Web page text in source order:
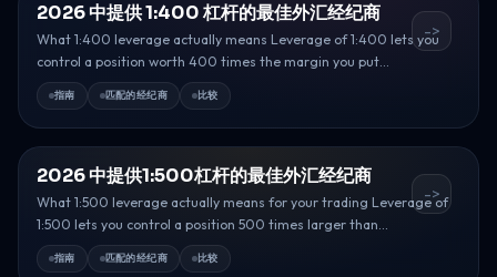
2026 中提供 1:400 杠杆的最佳外汇经纪商
What 1:400 leverage actually means Leverage of 1:400 lets you
control a position worth 400 times the margin you put...
指南 匹配的经纪商 比较
->
2026 中提供1:500杠杆的最佳外汇经纪商
What 1:500 leverage actually means for your trading Leverage of
1:500 lets you control a position 500 times larger than...
指南 匹配的经纪商 比较
->